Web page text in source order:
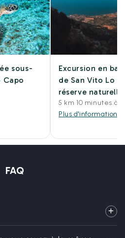
sous-
Capo
Excursion en
de San Vito Lo
réserve
5 km 10 minutes à
Plus d'informations
FAQ